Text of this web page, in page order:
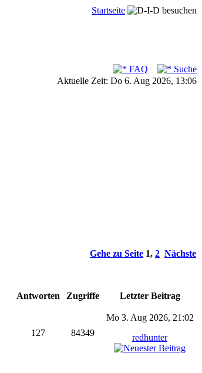
Startseite
FAQ
Suche
Aktuelle Zeit: Do 6. Aug 2026, 13:06
Gehe zu Seite 1, 2 Nächste
Antworten Zugriffe Letzter Beitrag
127 84349
Mo 3. Aug 2026, 21:02
redhunter